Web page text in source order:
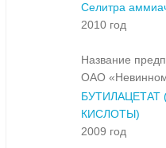
Селитра
2010 год
Название
ОАО
КИСЛОТЫ)
2009 год